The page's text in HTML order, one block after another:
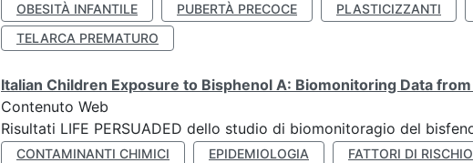
OBESITÀ INFANTILE
PUBERTÀ PRECOCE PLASTICIZZANTI
TELARCA PREMATURO
Italian Children Exposure to Bisphenol A: Biomonitoring Data from
Contenuto Web
Risultati LIFE PERSUADED dello studio di biomonitoragio del
CONTAMINANTI CHIMICI EPIDEMIOLOGIA FATTORI DI RISCHIO